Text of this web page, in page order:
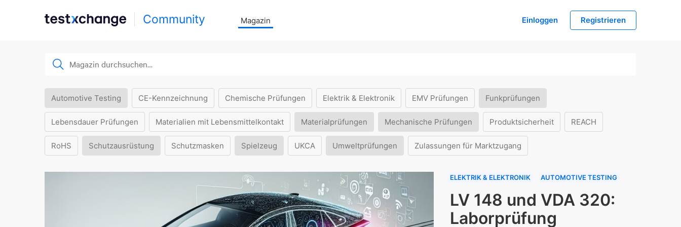
Community Magazin Einloggen Registrieren
Automotive Testing CE-Kennzeichnung Chemische Prüfungen Elektrik & Elektronik EMV Prüfungen Funkprüfungen
Lebensdauer Prüfungen Materialien mit Lebensmittelkontakt Materialprüfungen Mechanische Prüfungen Produktsicherheit REACH
RoHS Schutzausrüstung Schutzmasken Spielzeug UKCA Umweltprüfungen Zulassungen für Marktzugang
ELEKTRIK & ELEKTRONIK AUTOMOTIVE TESTING
LV 148 und VDA 320:
Laborprüfung